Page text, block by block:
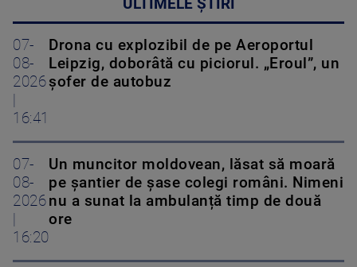
ULTIMELE ȘTIRI
07-
08-
2026
16:41
Drona cu explozibil de pe Aeroportul
Leipzig, doborâtă cu piciorul. „Eroul”, un
șofer de autobuz
07-
08-
2026
16:20
Un muncitor moldovean, lăsat să moară
pe șantier de șase colegi români. Nimeni
nu a sunat la ambulanță timp de două
ore